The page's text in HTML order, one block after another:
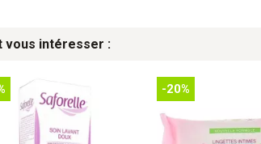
vous intéresser :
-20%